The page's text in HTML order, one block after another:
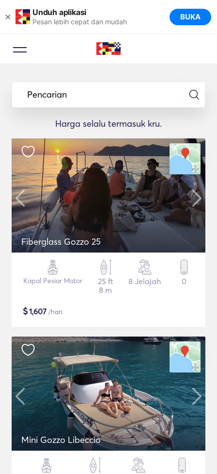
× Unduh aplikasi
Pesan lebih cepat dan mudah BUKA
Pencarian
Harga selalu termasuk kru.
Fiberglass Gozzo 25
Kapal Pesiar Motor
25 ft
8 m
8 Jelajah 0
$1,607 /hari
Mini Gozzo Libeccio